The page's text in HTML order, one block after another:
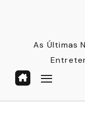
As Últimas